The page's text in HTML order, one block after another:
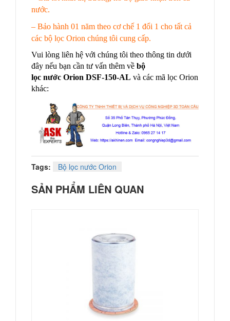
nước.
– Bảo hành 01 năm theo cơ chế 1 đổi 1 cho tất cả
các bộ lọc Orion chúng tôi cung cấp.
Vui lòng liên hệ với chúng tôi theo thông tin dưới
đây nếu bạn cần tư vấn thêm về bộ
lọc nước Orion DSF-150-AL và các mã lọc Orion
khác:
Tags: Bộ lọc nước Orion
SẢN PHẨM LIÊN QUAN